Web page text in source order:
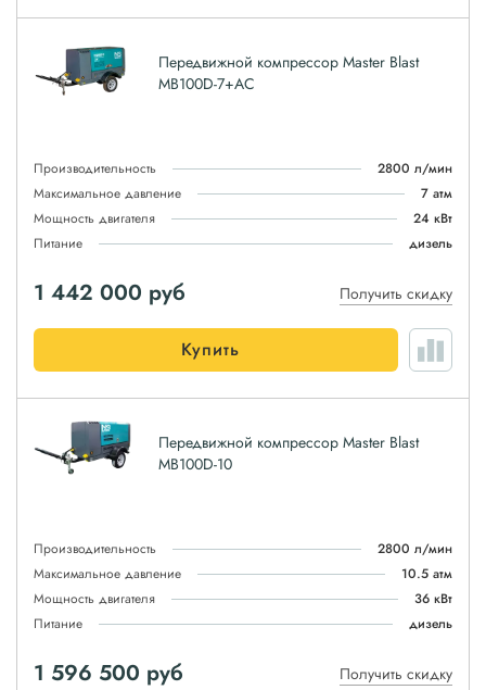
Передвижной компрессор Master Blast
MB100D-7+AC
Производительность
2800 л/мин
Максимальное давление
7 атм
Мощность двигателя
24 кВт
Питание
дизель
1 442 000 руб Получить скидку
Купить
Передвижной компрессор Master Blast
MB100D-10
Производительность
2800 л/мин
Максимальное давление
10.5 атм
Мощность двигателя
36 кВт
Питание
дизель
1 596 500 руб Получить скидку